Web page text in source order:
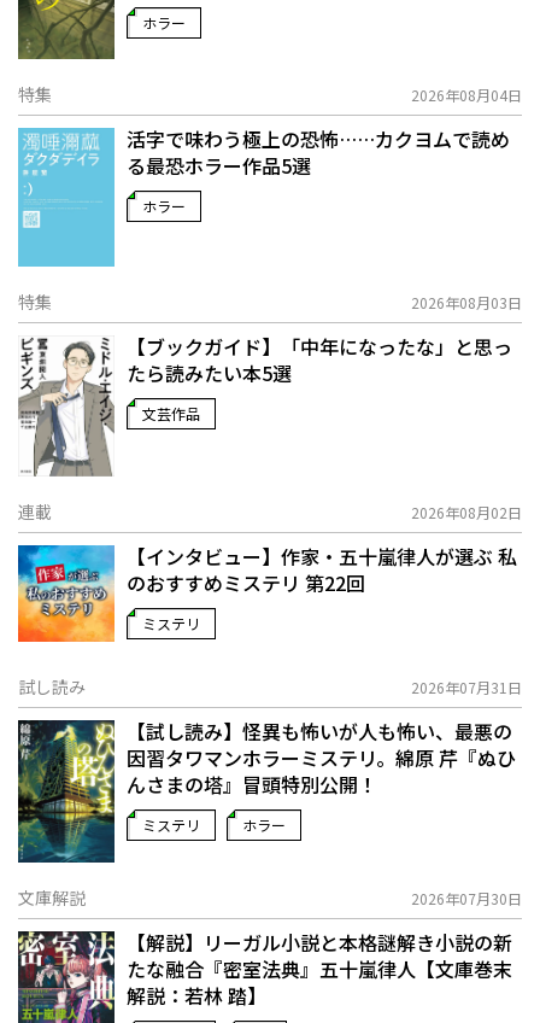
ホラー
特集 2026年08月04日
活字で味わう極上の恐怖……カクヨムで読め
る最恐ホラー作品5選
ホラー
特集 2026年08月03日
【ブックガイド】「中年になったな」と思っ
たら読みたい本5選
文芸作品
連載 2026年08月02日
【インタビュー】作家・五十嵐律人が選ぶ 私
のおすすめミステリ 第22回
ミステリ
試し読み 2026年07月31日
【試し読み】怪異も怖いが人も怖い、最悪の
因習タワマンホラーミステリ。綿原 芹『ぬひ
んさまの塔』冒頭特別公開！
ミステリ ホラー
文庫解説 2026年07月30日
【解説】リーガル小説と本格謎解き小説の新
たな融合――『密室法典』五十嵐律人【文庫巻末
解説：若林 踏】